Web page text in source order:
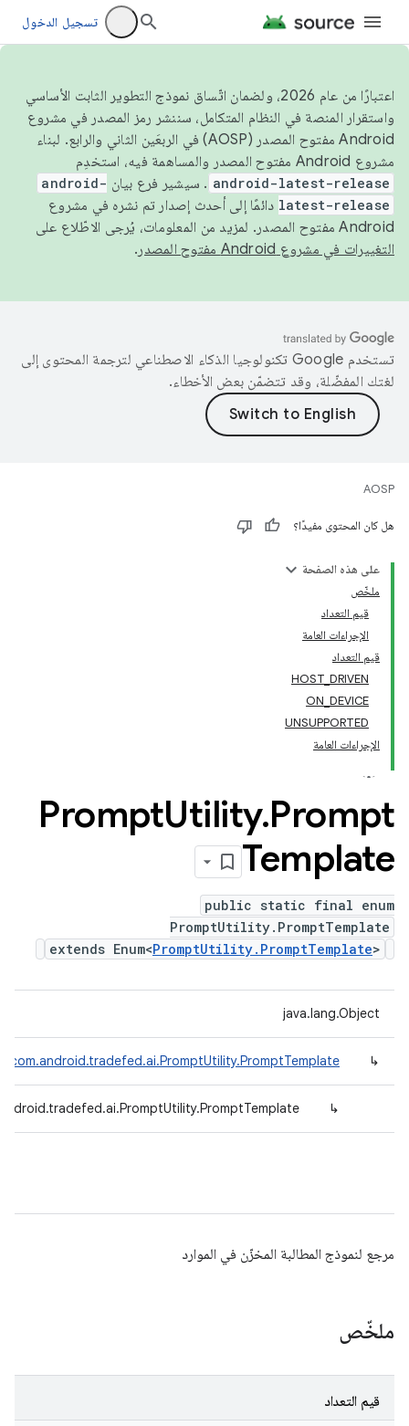
تسجيل الدخول
اعتبارًا من عام 2026، ولضمان اتّساق نموذج التطوير الثابت الأساسي
واستقرار المنصة في النظام المتكامل، سننشر رمز المصدر في مشروع
Android مفتوح المصدر (AOSP) في الربعَين الثاني والرابع. لبناء
مشروع Android مفتوح المصدر والمساهمة فيه، استخدِم
android-latest-release . سيشير فرع بيان android-
latest-release دائمًا إلى أحدث إصدار تم نشره في مشروع
Android مفتوح المصدر. لمزيد من المعلومات، يُرجى الاطّلاع على
التغييرات في مشروع Android مفتوح المصدر
.
تستخدم Google تكنولوجيا الذكاء الاصطناعي لترجمة المحتوى إلى
لغتك المفضّلة، وقد تتضمّن بعض الأخطاء.
AOSP
هل كان المحتوى مفيدًا؟
على هذه الصفحة
ملخّص
قيم التعداد
الإجراءات العامة
قيم التعداد
HOST_DRIVEN
ON_DEVICE
UNSUPPORTED
الإجراءات العامة
‫PromptUtility.Prompt
Template
public static final enum
PromptUtility.PromptTemplate
extends Enum<PromptUtility.PromptTemplate>
java.lang.Object
↳
com.android.tradefed.ai.PromptUtility.PromptTemplate
↳
مرجع لنموذج المطالبة المخزّن في الموارد
ملخّص
قيم التعداد